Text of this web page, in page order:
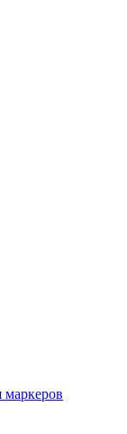
маркеров